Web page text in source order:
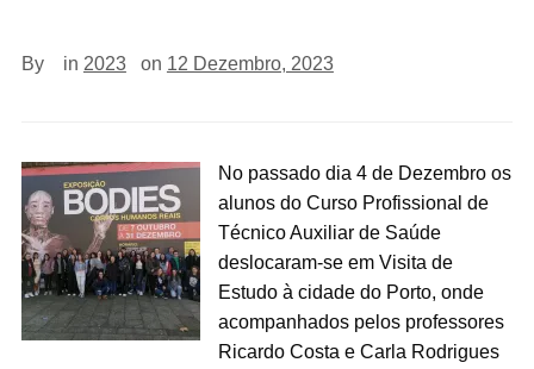
By in 2023 on 12 Dezembro, 2023
No passado dia 4 de Dezembro os
alunos do Curso Profissional de
Técnico Auxiliar de Saúde
deslocaram-se em Visita de
Estudo à cidade do Porto, onde
acompanhados pelos professores
Ricardo Costa e Carla Rodrigues